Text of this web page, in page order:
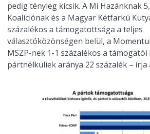
pedig tényleg kicsik. A Mi Hazánknak
Koalíciónak és a Magyar Kétfarkú
százalékos a támogatottsága a teljes
választóközönségen belül, a
MSZP-nek 1-1 százalékos a támogatói
pártnélküliek aránya 22 százalék – írja